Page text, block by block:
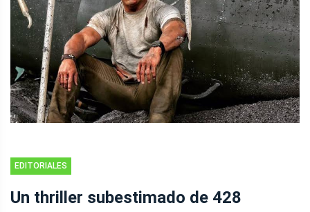
EDITORIALES
Un thriller subestimado de 428